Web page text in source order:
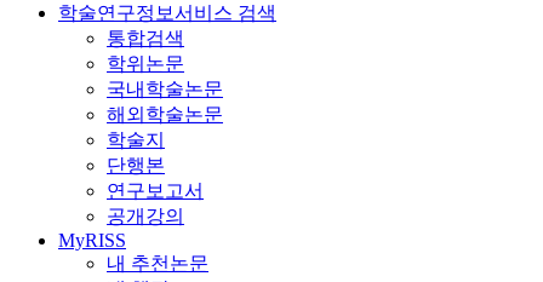
학술연구정보서비스 검색
통합검색
학위논문
국내학술논문
해외학술논문
학술지
단행본
연구보고서
공개강의
MyRISS
내 추천논문